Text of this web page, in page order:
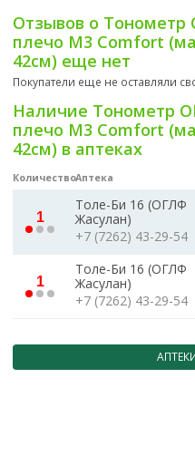
Отзывов о
плечо M3 Comfort
42см) еще нет
Покупатели еще не оставляли
Наличие Тонометр
плечо M3 Comfort
42см) в аптеках
КоличествоАптека
1
Толе-Би 16 (ОГЛФ
Жасулан)
+7 (7262) 43-29-54
1
Толе-Би 16 (ОГЛФ
Жасулан)
+7 (7262) 43-29-54